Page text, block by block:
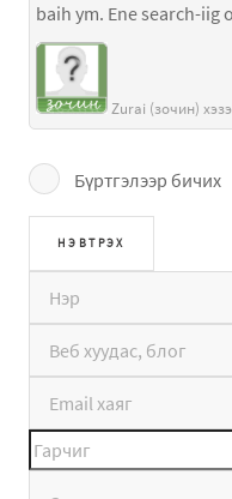
baih ym. Ene search-iig
Бүртгэлээр бичих